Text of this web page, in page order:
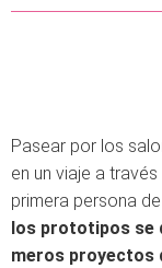
Pasear por los
en un viaje a
primera persona
los prototipos se
meros proyectos